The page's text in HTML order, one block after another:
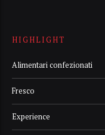
HIGHLIGHT
Alimentari confezionati
Fresco
Experience